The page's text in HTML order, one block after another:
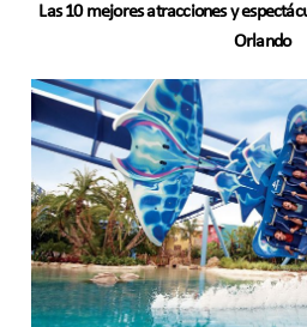
Las 10 mejores atracciones y
Orlando